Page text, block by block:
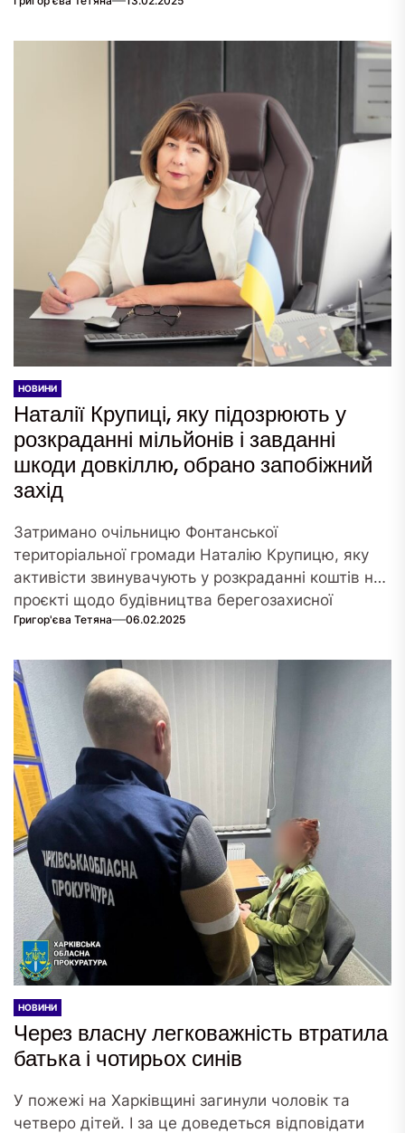
НОВИНИ
Наталії Крупиці, яку підозрюють у
розкраданні мільйонів і завданні
шкоди довкіллю, обрано запобіжний
захід
Затримано очільницю Фонтанської
територіальної громади Наталію Крупицю, яку
активісти звинувачують у розкраданні коштів на
проєкті щодо будівництва берегозахисної
споруди в...
Григор'єва Тетяна 06.02.2025
НОВИНИ
Через власну легковажність втратила
батька і чотирьох синів
У пожежі на Харківщині загинули чоловік та
четверо дітей. І за це доведеться відповідати